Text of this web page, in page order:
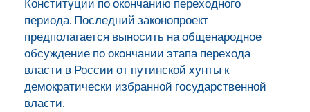
Конституции по окончанию переходного
периода. Последний законопроект
предполагается выносить на общенародное
обсуждение по окончании этапа перехода
власти в России от путинской хунты к
демократически избранной государственной
власти.